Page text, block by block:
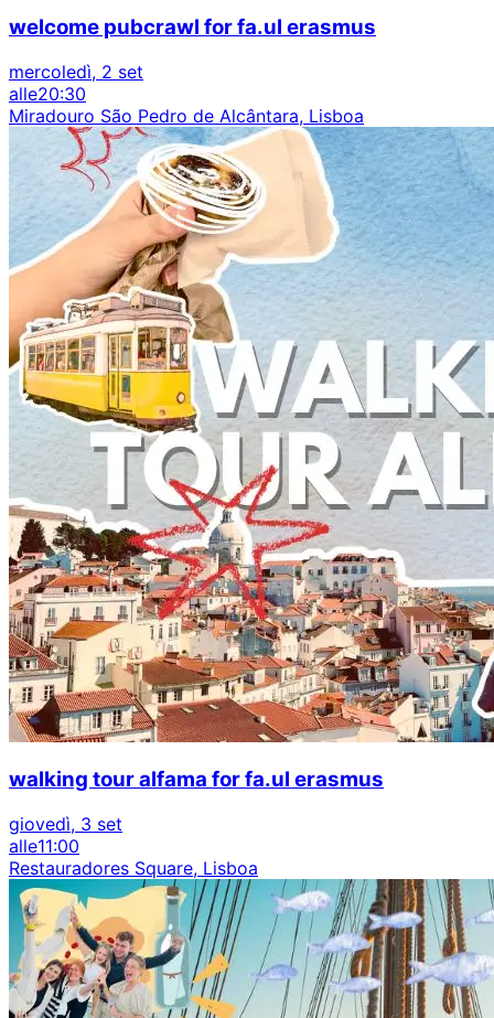
welcome pubcrawl for fa.ul erasmus
mercoledì, 2 set
alle20:30
Miradouro São Pedro de Alcântara, Lisboa
walking tour alfama for fa.ul erasmus
giovedì, 3 set
alle11:00
Restauradores Square, Lisboa